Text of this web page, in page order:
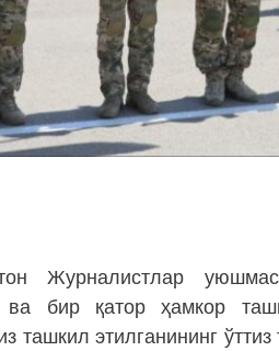
Журналистлар
бир қатор ҳамкор
ташкил этилганининг